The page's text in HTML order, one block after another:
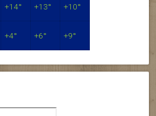
+14° +13° +10°
+4° +6° +9°